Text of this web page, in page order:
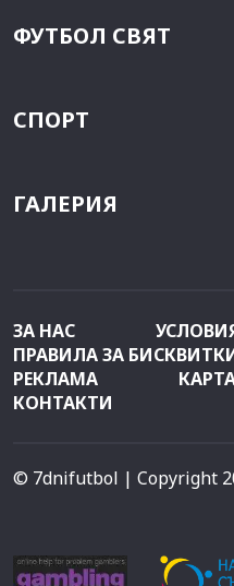
ФУТБОЛ СВЯТ
СПОРТ
ГАЛЕРИЯ
ЗА НАС
ПРАВИЛА ЗА
РЕКЛАМА
КОНТАКТИ
© 7dnifutbol | Copyright